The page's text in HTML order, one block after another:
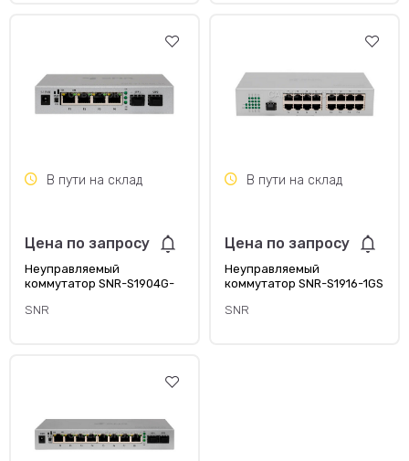
В пути на склад
Цена по запросу
Неуправляемый
коммутатор SNR-S1904G-
SNR
В пути на склад
Цена по запросу
Неуправляемый
коммутатор SNR-S1916-1GS
SNR